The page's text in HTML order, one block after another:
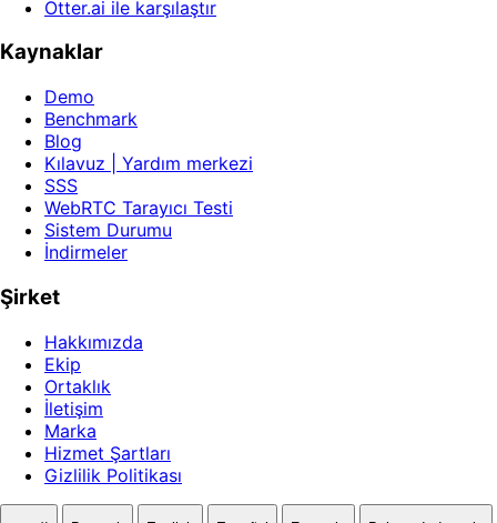
Otter.ai ile karşılaştır
Kaynaklar
Demo
Benchmark
Blog
Kılavuz | Yardım merkezi
SSS
WebRTC Tarayıcı Testi
Sistem Durumu
İndirmeler
Şirket
Hakkımızda
Ekip
Ortaklık
İletişim
Marka
Hizmet Şartları
Gizlilik Politikası